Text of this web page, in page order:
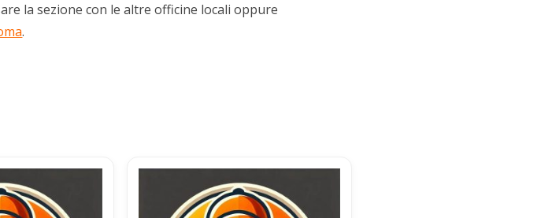
la sezione con le altre officine locali oppure
.